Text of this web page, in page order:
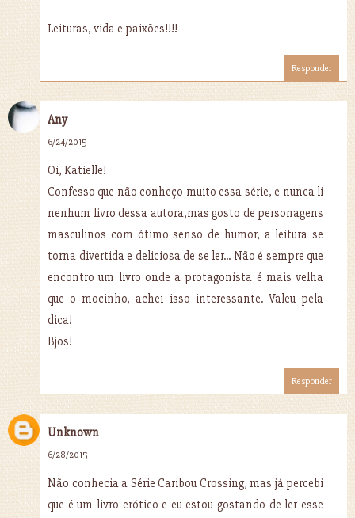
Leituras, vida e paixões!!!!
Responder
Any
6/24/2015
Oi, Katielle!
Confesso que não conheço muito essa série, e nunca li
nenhum livro dessa autora,mas gosto de personagens
masculinos com ótimo senso de humor, a leitura se
torna divertida e deliciosa de se ler... Não é sempre que
encontro um livro onde a protagonista é mais velha
que o mocinho, achei isso interessante. Valeu pela
dica!
Bjos!
Responder
Unknown
6/28/2015
Não conhecia a Série Caribou Crossing, mas já percebi
que é um livro erótico e eu estou gostando de ler esse